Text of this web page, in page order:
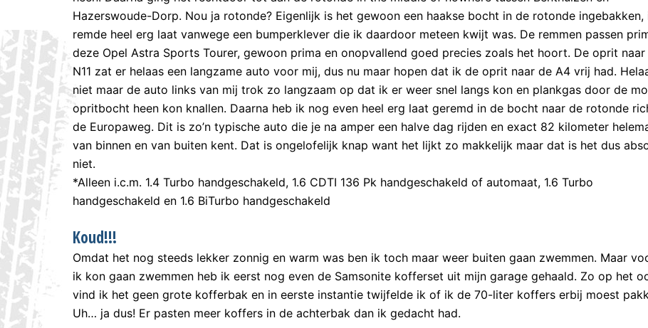
Hazerswoude-Dorp. Nou ja rotonde? Eigenlijk is het gewoon een haakse bocht in de rotonde ingebakken,
remde heel erg laat vanwege een bumperklever die ik daardoor meteen kwijt was. De remmen passen
deze Opel Astra Sports Tourer, gewoon prima en onopvallend goed precies zoals het hoort. De oprit naar
N11 zat er helaas een langzame auto voor mij, dus nu maar hopen dat ik de oprit naar de A4 vrij had.
niet maar de auto links van mij trok zo langzaam op dat ik er weer snel langs kon en plankgas door de
opritbocht heen kon knallen. Daarna heb ik nog even heel erg laat geremd in de bocht naar de rotonde
de Europaweg. Dit is zo’n typische auto die je na amper een halve dag rijden en exact 82 kilometer
van binnen en van buiten kent. Dat is ongelofelijk knap want het lijkt zo makkelijk maar dat is het dus
niet.
*Alleen i.c.m. 1.4 Turbo handgeschakeld, 1.6 CDTI 136 Pk handgeschakeld of automaat, 1.6 Turbo
handgeschakeld en 1.6 BiTurbo handgeschakeld
Koud!!!
Omdat het nog steeds lekker zonnig en warm was ben ik toch maar weer buiten gaan zwemmen. Maar
ik kon gaan zwemmen heb ik eerst nog even de Samsonite kofferset uit mijn garage gehaald. Zo op het
vind ik het geen grote kofferbak en in eerste instantie twijfelde ik of ik de 70-liter koffers erbij moest
Uh… ja dus! Er pasten meer koffers in de achterbak dan ik gedacht had.